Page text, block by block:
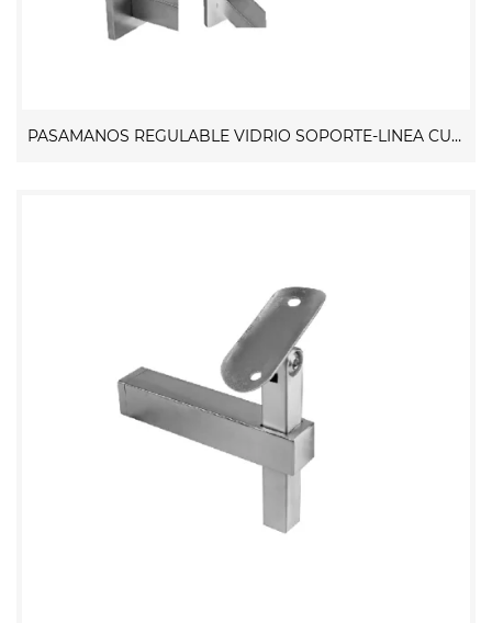
PASAMANOS REGULABLE VIDRIO SOPORTE-LINEA CUADRADA